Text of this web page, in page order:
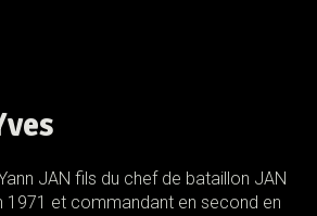
JAN fils du chef de bataillon JAN
1971 et commandant en second en